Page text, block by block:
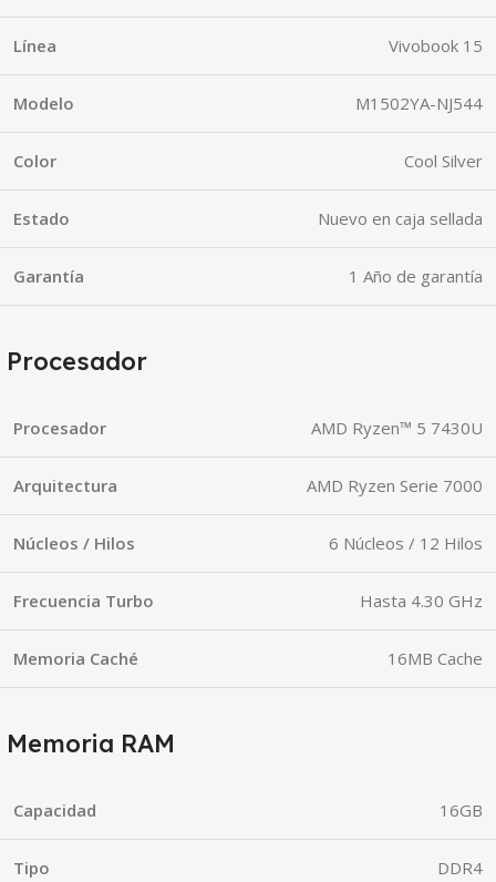
Línea Vivobook 15
Modelo M1502YA-NJ544
Color Cool Silver
Estado Nuevo en caja sellada
Garantía 1 Año de garantía
Procesador
Procesador AMD Ryzen™ 5 7430U
Arquitectura AMD Ryzen Serie 7000
Núcleos / Hilos 6 Núcleos / 12 Hilos
Frecuencia Turbo Hasta 4.30 GHz
Memoria Caché 16MB Cache
Memoria RAM
Capacidad 16GB
Tipo DDR4